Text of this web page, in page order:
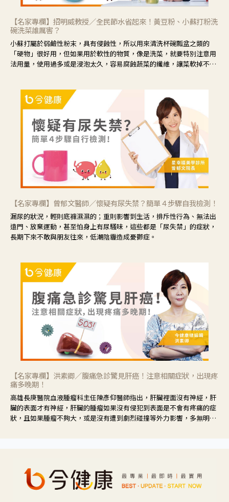
【名家專欄】招明威教授／全民節水省起來！黃豆粉、小蘇打粉洗
碗洗菜誰厲害？
小蘇打屬於弱鹼性粉末，具有侵蝕性，所以用來清洗杯碗瓢盆之類的
「硬物」很好用，但如果用於軟性的物質，像是洗菜，就要特別注意用
法用量，使用過多或是浸泡太久，容易腐蝕蔬菜的纖維，讓菜軟掉不清
【名家專欄】曾郁文醫師／懷疑有尿失禁？簡單４步驟自我檢測！
漏尿的狀況，輕則底褲濕濕的；重則影響到生活，排斥性行為、無法出
遠門、放棄運動，甚至怕身上有尿騷味，這些都是「尿失禁」的症狀，
長期下來不敢與朋友往來，低潮陰霾造成憂鬱症。
【名家專欄】洪素卿／腹痛急診驚見肝癌！注意相關症狀，出現疼
痛多晚期！
高雄長庚醫院血液腫瘤科主任陳彥仰醫師指出，肝臟裡面沒有神經，肝
臟的表面才有神經，肝臟的腫瘤如果沒有侵犯到表面是不會有疼痛的症
狀，且如果腫瘤不夠大，或是沒有遭到劇烈碰撞等外力影響，多無明顯